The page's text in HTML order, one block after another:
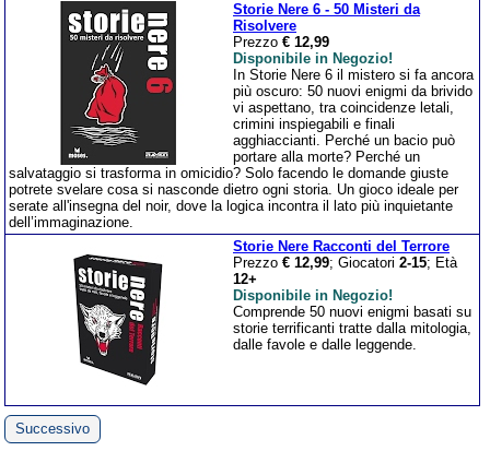
Storie Nere 6 - 50 Misteri da
Risolvere
Prezzo € 12,99
Disponibile in Negozio!
In Storie Nere 6 il mistero si fa ancora
più oscuro: 50 nuovi enigmi da brivido
vi aspettano, tra coincidenze letali,
crimini inspiegabili e finali
agghiaccianti. Perché un bacio può
portare alla morte? Perché un
salvataggio si trasforma in omicidio? Solo facendo le domande giuste
potrete svelare cosa si nasconde dietro ogni storia. Un gioco ideale per
serate all'insegna del noir, dove la logica incontra il lato più inquietante
dell’immaginazione.
Storie Nere Racconti del Terrore
Prezzo € 12,99; Giocatori 2-15; Età
12+
Disponibile in Negozio!
Comprende 50 nuovi enigmi basati su
storie terrificanti tratte dalla mitologia,
dalle favole e dalle leggende.
Successivo